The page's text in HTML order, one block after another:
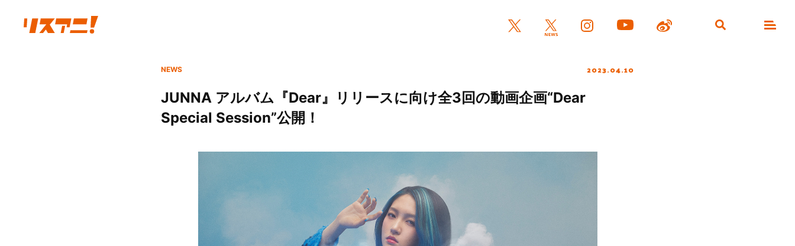
NEWS 2023.04.10
JUNNA アルバム『Dear』リリースに向け全3回の動画企画“Dear
Special Session”公開！